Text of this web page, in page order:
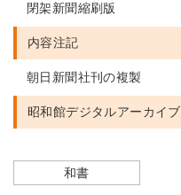
閉架新聞縮刷版
内容注記
朝日新聞社刊の複製
昭和館デジタルアーカイブ
和書